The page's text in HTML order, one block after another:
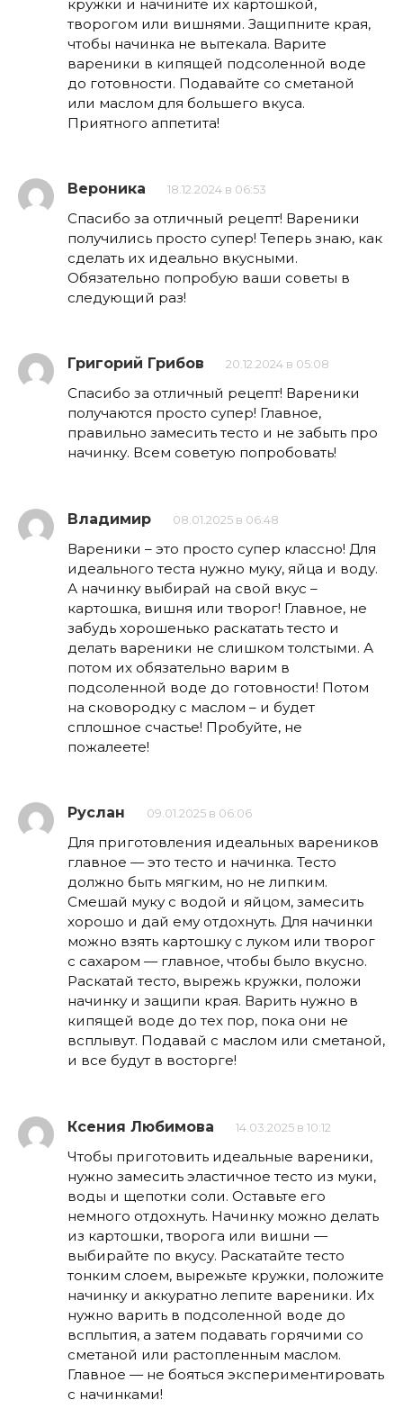
кружки и начините их картошкой,
творогом или вишнями. Защипните края,
чтобы начинка не вытекала. Варите
вареники в кипящей подсоленной воде
до готовности. Подавайте со сметаной
или маслом для большего вкуса.
Приятного аппетита!
Вероника 18.12.2024 в 06:53
Спасибо за отличный рецепт! Вареники
получились просто супер! Теперь знаю, как
сделать их идеально вкусными.
Обязательно попробую ваши советы в
следующий раз!
Григорий Грибов 20.12.2024 в 05:08
Спасибо за отличный рецепт! Вареники
получаются просто супер! Главное,
правильно замесить тесто и не забыть про
начинку. Всем советую попробовать!
Владимир 08.01.2025 в 06:48
Вареники – это просто супер классно! Для
идеального теста нужно муку, яйца и воду.
А начинку выбирай на свой вкус –
картошка, вишня или творог! Главное, не
забудь хорошенько раскатать тесто и
делать вареники не слишком толстыми. А
потом их обязательно варим в
подсоленной воде до готовности! Потом
на сковородку с маслом – и будет
сплошное счастье! Пробуйте, не
пожалеете!
Руслан 09.01.2025 в 06:06
Для приготовления идеальных вареников
главное — это тесто и начинка. Тесто
должно быть мягким, но не липким.
Смешай муку с водой и яйцом, замесить
хорошо и дай ему отдохнуть. Для начинки
можно взять картошку с луком или творог
с сахаром — главное, чтобы было вкусно.
Раскатай тесто, вырежь кружки, положи
начинку и защипи края. Варить нужно в
кипящей воде до тех пор, пока они не
всплывут. Подавай с маслом или сметаной,
и все будут в восторге!
Ксения Любимова 14.03.2025 в 10:12
Чтобы приготовить идеальные вареники,
нужно замесить эластичное тесто из муки,
воды и щепотки соли. Оставьте его
немного отдохнуть. Начинку можно делать
из картошки, творога или вишни —
выбирайте по вкусу. Раскатайте тесто
тонким слоем, вырежьте кружки, положите
начинку и аккуратно лепите вареники. Их
нужно варить в подсоленной воде до
всплытия, а затем подавать горячими со
сметаной или растопленным маслом.
Главное — не бояться экспериментировать
с начинками!